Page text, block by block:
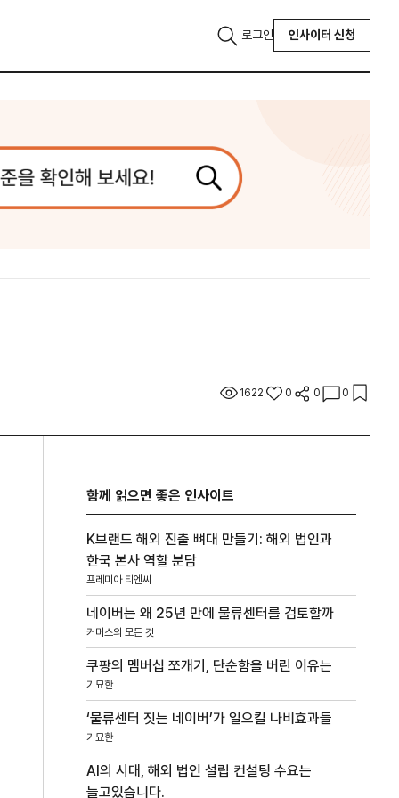
로그인 인사이터 신청
1622 0 0 0
함께 읽으면 좋은 인사이트
K브랜드 해외 진출 뼈대 만들기: 해외 법인과
한국 본사 역할 분담
프레미아 티엔씨
네이버는 왜 25년 만에 물류센터를 검토할까
커머스의 모든 것
쿠팡의 멤버십 쪼개기, 단순함을 버린 이유는
기묘한
‘물류센터 짓는 네이버’가 일으킬 나비효과들
기묘한
AI의 시대, 해외 법인 설립 컨설팅 수요는
늘고있습니다.